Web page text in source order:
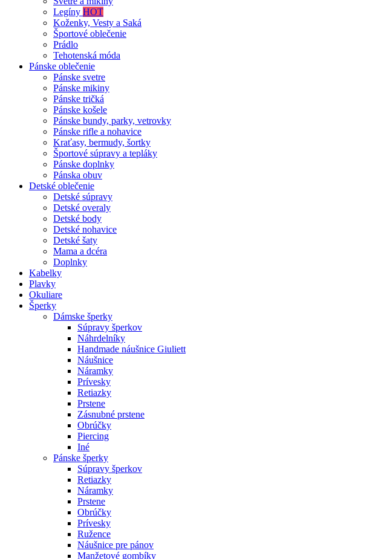
Legíny HOT
Koženky, Vesty a Saká
Športové oblečenie
Prádlo
Tehotenská móda
Pánske oblečenie
Pánske svetre
Pánske mikiny
Pánske tričká
Pánske košele
Pánske bundy, parky, vetrovky
Pánske rifle a nohavice
Kraťasy, bermudy, šortky
Športové súpravy a tepláky
Pánske doplnky
Pánska obuv
Detské oblečenie
Detské súpravy
Detské overaly
Detské body
Detské nohavice
Detské šaty
Mama a dcéra
Doplnky
Kabelky
Plavky
Okuliare
Šperky
Dámske šperky
Súpravy šperkov
Náhrdelníky
Handmade náušnice Giuliett
Náušnice
Náramky
Prívesky
Retiazky
Prstene
Zásnubné prstene
Obrúčky
Piercing
Iné
Pánske šperky
Súpravy šperkov
Retiazky
Náramky
Prstene
Obrúčky
Prívesky
Ružence
Náušnice pre pánov
Manžetové gombíky